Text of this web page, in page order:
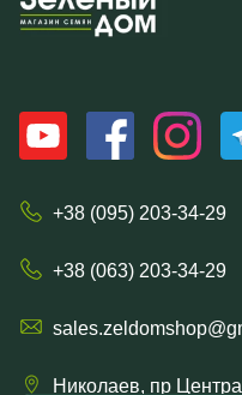
+38 (095) 203-34-29
+38 (063) 203-34-29
Николаев, пр